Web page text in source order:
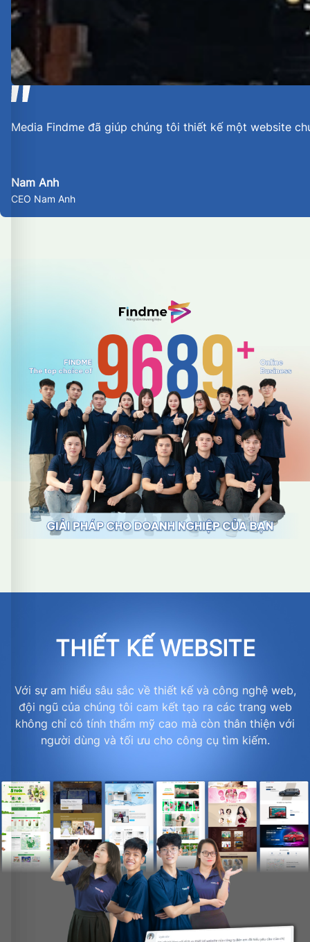
Media Findme đã giúp chúng tôi thiết kế một website
Nam Anh
CEO Nam Anh
THIẾT KẾ WEBSITE
Với sự am hiểu sâu sắc về thiết kế và công nghệ web,
đội ngũ của chúng tôi cam kết tạo ra các trang web
không chỉ có tính thẩm mỹ cao mà còn thân thiện với
người dùng và tối ưu cho công cụ tìm kiếm.